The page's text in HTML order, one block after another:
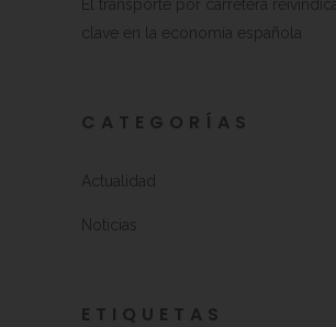
El transporte por carretera
clave en la economía española
CATEGORÍAS
Actualidad
Noticias
ETIQUETAS